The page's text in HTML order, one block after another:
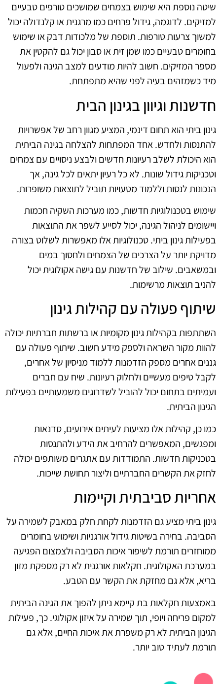
שיטה נוספת היא שימוש בצמחים שמושכים טורפים טבעיים
למזיקים. לדוגמה, גידול פרחים כמו מרגנית או קלנדולה יכול
למשוך צרעות טורפות. תוספת של מלכודות דבק או שימוש
בחומרים טבעיים כמו שמן זית או סבון יכול גם להקטין את
מספר המזיקים. חשוב להיות מודעים למצב הגינה ולפעול
מיד כשמזהים בעיה לפני שהיא מתפתחת.
חדשנות וגיוון בגינון הבית
גינון ביתי הוא תחום דינמי, המציע מגוון רחב של אפשרויות
להתנסות ולחדש. אחד המפתחות להצלחה בגינה הביתית
הוא היכולת לשלב רעיונות חדשים ולבצע ניסויים עם צמחים
וטכניקות גידול שונות. לא כל רעיון יתאים לכל גינה, אך
הנכונות לנסות וללמוד מטעויות תוביל לתוצאות משופרות.
שימוש בטכנולוגיות חדשות, כמו מערכות השקיה חכמות
ויישומים לניהול הגינה, יכול לסייע לשפר את התוצאות
בפעילות גינון ביתי. טכנולוגיות אלו מאפשרות לשלוט בצורה
מדויקת יותר על הצרכים של הצמחים ולחסוך במים
ובמשאבים. שילוב של חדשנות עם גישה אקולוגית יכול
להניב תוצאות מרשימות.
שיתוף פעולה עם קהילות גינון
השתתפות בקהילות גינון מקומיות או ברשתות חברתיות יכולה
להוות מקור השראה ולספק מידע חשוב. שיתוף פעולה עם
גננים אחרים מספק הזדמנות ללמוד מניסיון של אחרים,
לקבל טיפים מעשיים ולחלוק רעיונות. שיח עם חברים
ועמיתים בתחום יכול להוביל לשדרוגים משמעותיים בפעילות
הגינון הביתית.
כמו כן, קהילות אלו מציעות לעיתים אירועים, סדנאות
ומפגשים, המאפשרים להרחיב את הידע ולהתנסות
בטכניקות חדשות. התמודדות עם אתגרים משותפים יכולה
לחזק את הקשרים החברתיים וליצור תחושת שייכות.
אחריות סביבתית וקיימות
גינון ביתי מציע גם הזדמנות לקחת חלק במאבק לשמירה על
הסביבה. בחירה בשיטות גידול אורגניות ושימוש בחומרים
ממוחזרים תורמת לשיפור איכות הסביבה ולצמצום הפגיעה
במערכת האקולוגית. חקלאות אורגנית לא רק מספקת מזון
בריא, אלא גם מחזקת את הקשר עם הטבע.
באמצעות חקלאות בת קיימא ניתן להפוך את הגינה הביתית
למקום פריחה ויופי, תוך שמירה על איזון אקולוגי. כך, פעילות
הגינון הביתית לא רק משפרת את איכות החיים, אלא גם
תורמת לעתיד טוב יותר.